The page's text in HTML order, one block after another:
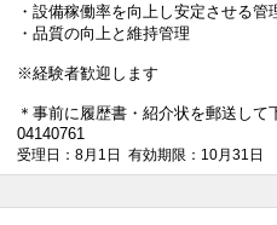
・設備稼働率を向上し安定させる管
・品質の向上と維持管理
※経験者歓迎します
＊事前に履歴書・紹介状を郵送し
04140761
受理日：8月1日 有効期限：10月31日